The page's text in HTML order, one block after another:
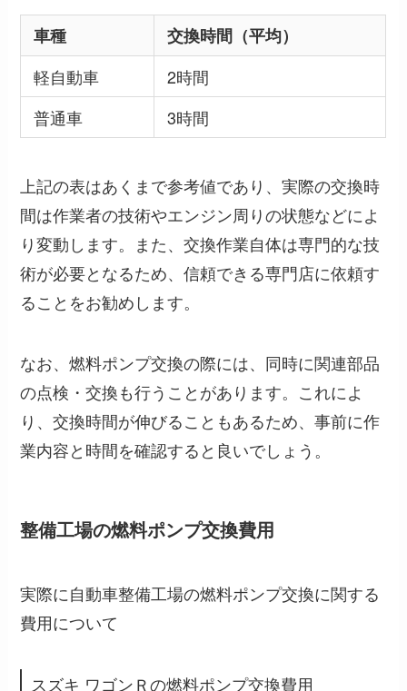
車種
交換時間（平均）
軽自動車
2時間
普通車
3時間
上記の表はあくまで参考値であり、実際の交換時
間は作業者の技術やエンジン周りの状態などによ
り変動します。また、交換作業自体は専門的な技
術が必要となるため、信頼できる専門店に依頼す
ることをお勧めします。
なお、燃料ポンプ交換の際には、同時に関連部品
の点検・交換も行うことがあります。これによ
り、交換時間が伸びることもあるため、事前に作
業内容と時間を確認すると良いでしょう。
整備工場の燃料ポンプ交換費用
実際に自動車整備工場の燃料ポンプ交換に関する
費用について
スズキ ワゴンＲの燃料ポンプ交換費用